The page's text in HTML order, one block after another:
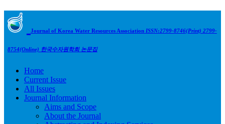
Journal of Korea Water Resources Association ISSN:2799-8746(Print) 2799-
8754(Online) 한국수자원학회 논문집
Home
Current Issue
All Issues
Journal Information
Aims and Scope
About the Journal